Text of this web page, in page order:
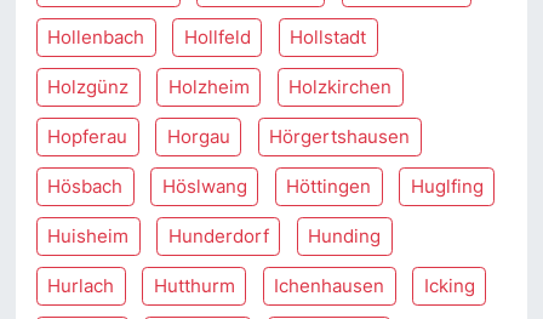
Hollenbach Hollfeld Hollstadt
Holzgünz Holzheim Holzkirchen
Hopferau Horgau Hörgertshausen
Hösbach Höslwang Höttingen Huglfing
Huisheim Hunderdorf Hunding
Hurlach Hutthurm Ichenhausen Icking